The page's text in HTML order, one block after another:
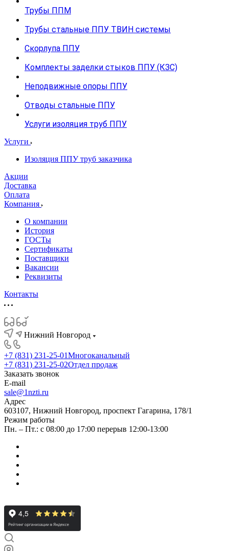
Трубы ППМ
Трубы стальные ППУ ТВИН системы
Скорлупа ППУ
Комплекты заделки стыков ППУ (КЗС)
Неподвижные опоры ППУ
Отводы стальные ППУ
Услуги изоляция труб ППУ
Услуги
Изоляция ППУ труб заказчика
Акции
Доставка
Оплата
Компания
О компании
История
ГОСТы
Сертификаты
Поставщики
Вакансии
Реквизиты
Контакты
Нижний Новгород
+7 (831) 231-25-01Многоканальный
+7 (831) 231-25-02Отдел продаж
Заказать звонок
E-mail
sale@1nzti.ru
Адрес
603107, Нижний Новгород, проспект Гагарина, 178/1
Режим работы
Пн. – Пт.: с 08:00 до 17:00 перерыв 12:00-13:00